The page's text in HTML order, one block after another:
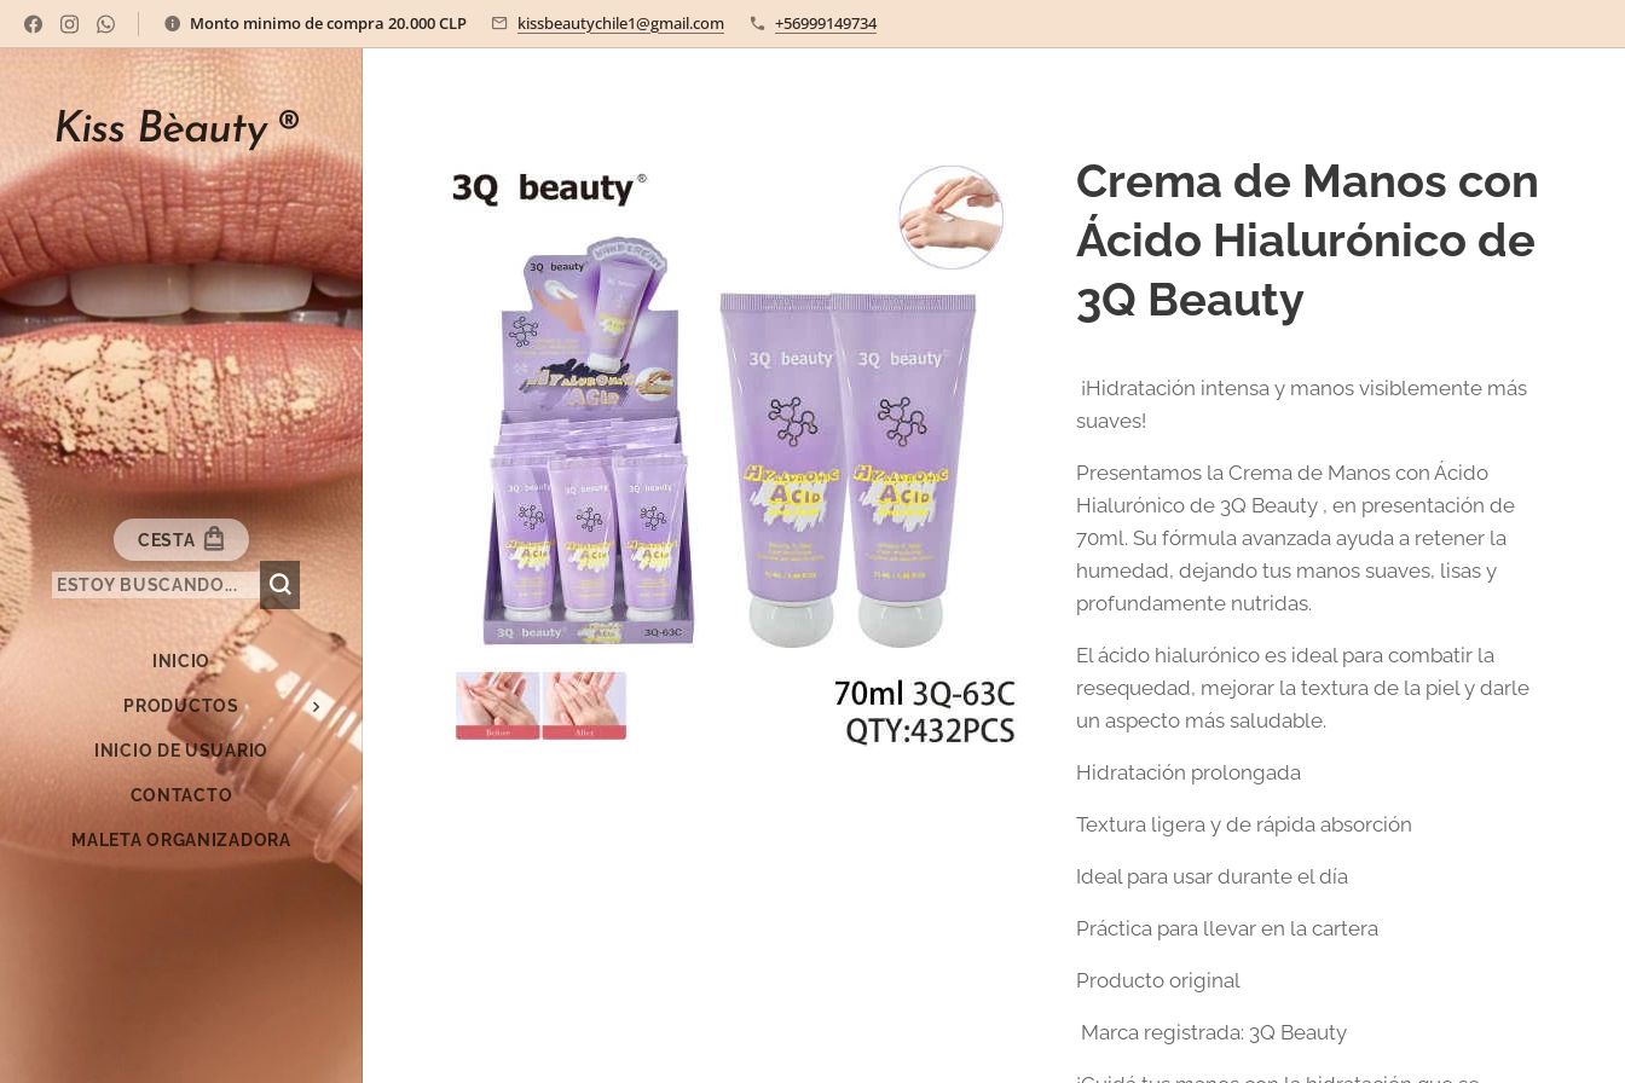
Monto minimo de compra 20.000 CLP kissbeautychile1@gmail.com +56999149734
Kiss Bèauty®
CESTA
INICIO
PRODUCTOS
INICIO DE USUARIO
CONTACTO
MALETA ORGANIZADORA
Crema de Manos con
Ácido Hialurónico de
3Q Beauty
¡Hidratación intensa y manos visiblemente más
suaves!
Presentamos la Crema de Manos con Ácido
Hialurónico de 3Q Beauty , en presentación de
70ml. Su fórmula avanzada ayuda a retener la
humedad, dejando tus manos suaves, lisas y
profundamente nutridas.
El ácido hialurónico es ideal para combatir la
resequedad, mejorar la textura de la piel y darle
un aspecto más saludable.
Hidratación prolongada
Textura ligera y de rápida absorción
Ideal para usar durante el día
Práctica para llevar en la cartera
Producto original
Marca registrada: 3Q Beauty